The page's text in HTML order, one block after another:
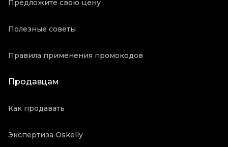
Предложите свою цену
Полезные советы
Правила применения промокодов
Продавцам
Как продавать
Экспертиза Oskelly